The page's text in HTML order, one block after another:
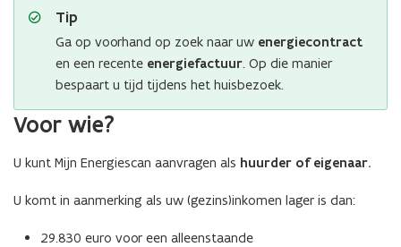
n
i
v
n
Tip
Ga op voorhand op zoek naar uw energiecontract
en een recente energiefactuur. Op die manier
bespaart u tijd tijdens het huisbezoek.
Voor wie?
U kunt Mijn Energiescan aanvragen als huurder of eigenaar.
U komt in aanmerking als uw (gezins)inkomen lager is dan:
29.830 euro voor een alleenstaande